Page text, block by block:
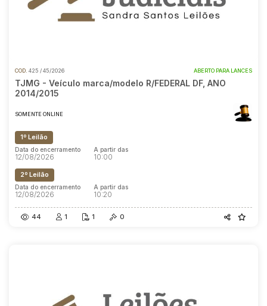
COD. 425 / 45/2026 ABERTO PARA LANCES
TJMG - Veículo marca/modelo R/FEDERAL DF, ANO
2014/2015
SOMENTE ONLINE
1º Leilão
Data do encerramento
12/08/2026
A partir das
10:00
2º Leilão
Data do encerramento
12/08/2026
A partir das
10:20
44 1 1 0